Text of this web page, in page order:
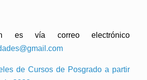
es vía correo electrónico
de Cursos de Posgrado a partir